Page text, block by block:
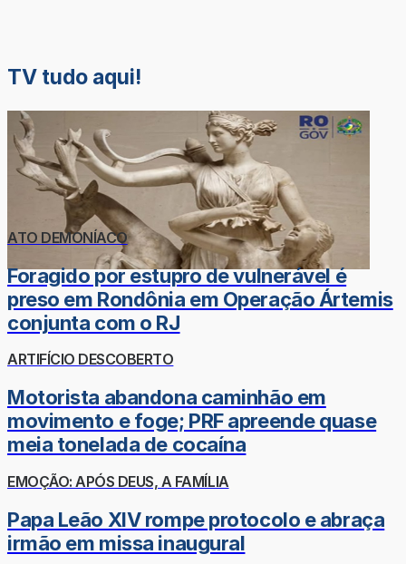
TV tudo aqui!
ATO DEMONÍACO
Foragido por estupro de vulnerável é
preso em Rondônia em Operação Ártemis
conjunta com o RJ
ARTIFÍCIO DESCOBERTO
Motorista abandona caminhão em
movimento e foge; PRF apreende quase
meia tonelada de cocaína
EMOÇÃO: APÓS DEUS, A FAMÍLIA
Papa Leão XIV rompe protocolo e abraça
irmão em missa inaugural